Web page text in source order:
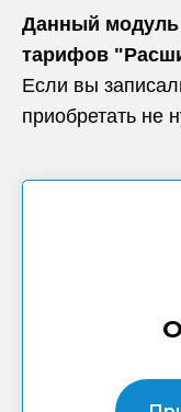
Данный модуль
тарифов
Если вы
приобретать не